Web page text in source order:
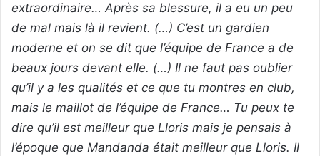
extraordinaire… Après sa blessure, il a eu un peu
de mal mais là il revient. (…) C’est un gardien
moderne et on se dit que l’équipe de France a de
beaux jours devant elle. (…) Il ne faut pas oublier
qu’il y a les qualités et ce que tu montres en club,
mais le maillot de l’équipe de France… Tu peux te
dire qu’il est meilleur que Lloris mais je pensais à
l’époque que Mandanda était meilleur que Lloris. Il